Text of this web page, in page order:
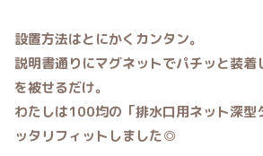
設置方法はとにかくカンタン。
説明書通りにマグネットでパチッと装着
を被せるだけ。
わたしは100均の「排水口用ネット深型
ッタリフィットしました◎